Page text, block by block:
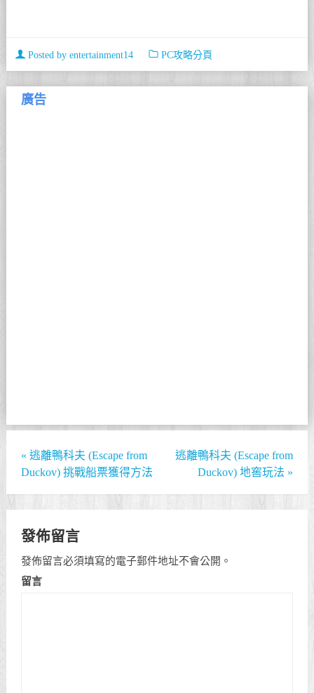
Posted by entertainment14 PC攻略分頁
廣告
« 逃離鴨科夫 (Escape from
Duckov) 挑戰船票獲得方法
逃離鴨科夫 (Escape from
Duckov) 地窖玩法 »
發佈留言
發佈留言必須填寫的電子郵件地址不會公開。
留言